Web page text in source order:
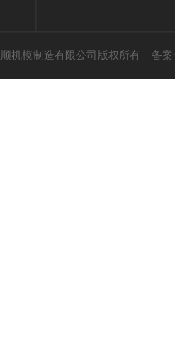
机模制造有限公司版权所有 备